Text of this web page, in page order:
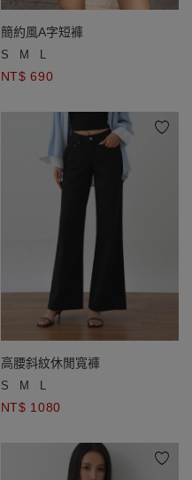
簡約風A字短褲
S M L
NT$ 690
高腰斜紋休閒寬褲
S M L
NT$ 1080